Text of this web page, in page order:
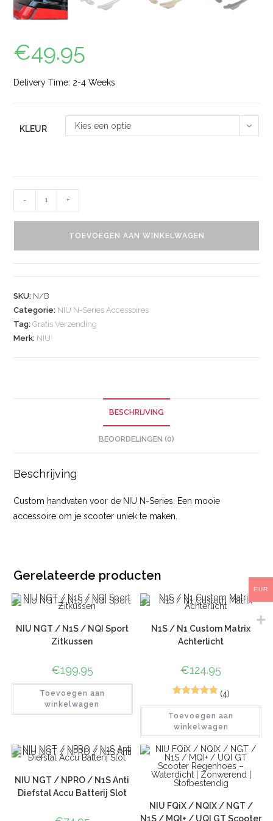
€49.95
Delivery Time: 2-4 Weeks
KLEUR Kies een optie
- +
TOEVOEGEN AAN WINKELWAGEN
SKU: N/B
Categorie: NIU N-Series Accessoires
Tag:Gratis Verzending
Merk: NIU
BESCHRIJVING
BEOORDELINGEN (0)
Beschrijving
Custom handvaten voor de NIU N-Series. Een mooie
accessoire om je scooter uniek te maken.
Gerelateerde producten
NIU NGT / N1S / NQI Sport
Zitkussen
€199.95
Toevoegen aan
winkelwagen
N1S / N1 Custom Matrix
Achterlicht
€124.95
5.00op 5
gebaseerd
waarderinge
n
(4)
Toevoegen aan
winkelwagen
NIU NGT / NPRO / N1S Anti
Diefstal Accu Batterij Slot
NIU FQiX / NQIX / NGT /
N1S / MQI+ / UQI GT Scooter
EUR